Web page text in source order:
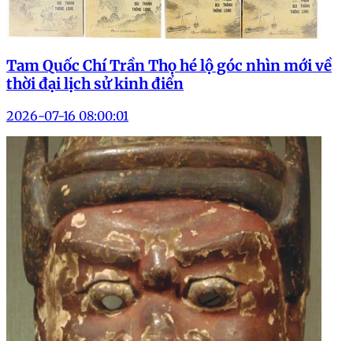
Tam Quốc Chí Trần Thọ hé lộ góc nhìn mới về
thời đại lịch sử kinh điển
2026-07-16 08:00:01